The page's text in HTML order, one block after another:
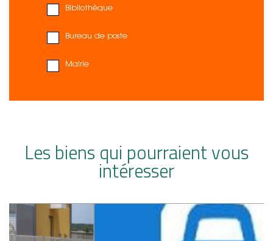
Bibliothèque
Bureau de poste
Mairie
Les biens qui pourraient vous
intéresser